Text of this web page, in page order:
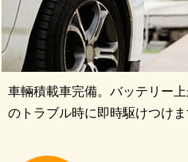
車輛積載車完備。バッテリー
のトラブル時に即時駆けつけま